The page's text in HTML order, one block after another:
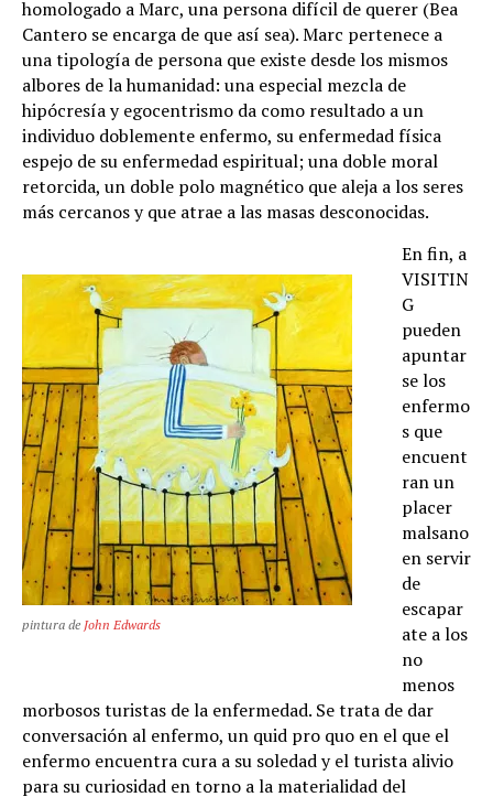
homologado a Marc, una persona difícil de querer (Bea
Cantero se encarga de que así sea). Marc pertenece a
una tipología de persona que existe desde los mismos
albores de la humanidad: una especial mezcla de
hipócresía y egocentrismo da como resultado a un
individuo doblemente enfermo, su enfermedad física
espejo de su enfermedad espiritual; una doble moral
retorcida, un doble polo magnético que aleja a los seres
más cercanos y que atrae a las masas desconocidas.
pintura de John Edwards
En fin, a
VISITIN
G
pueden
apuntar
se los
enfermo
s que
encuent
ran un
placer
malsano
en servir
de
escapar
ate a los
no
menos
morbosos turistas de la enfermedad. Se trata de dar
conversación al enfermo, un quid pro quo en el que el
enfermo encuentra cura a su soledad y el turista alivio
para su curiosidad en torno a la materialidad del